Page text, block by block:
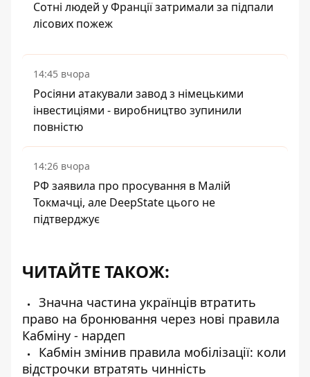
Сотні людей у Франції затримали за підпали
лісових пожеж
14:45 вчора
Росіяни атакували завод з німецькими
інвестиціями - виробництво зупинили
повністю
14:26 вчора
РФ заявила про просування в Малій
Токмачці, але DeepState цього не
підтверджує
ЧИТАЙТЕ ТАКОЖ:
Значна частина українців втратить
право на бронювання через нові правила
Кабміну - нардеп
Кабмін змінив правила мобілізації: коли
відстрочки втратять чинність